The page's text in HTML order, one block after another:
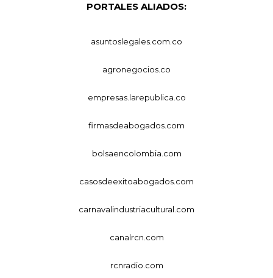
PORTALES ALIADOS:
asuntoslegales.com.co
agronegocios.co
empresas.larepublica.co
firmasdeabogados.com
bolsaencolombia.com
casosdeexitoabogados.com
carnavalindustriacultural.com
canalrcn.com
rcnradio.com